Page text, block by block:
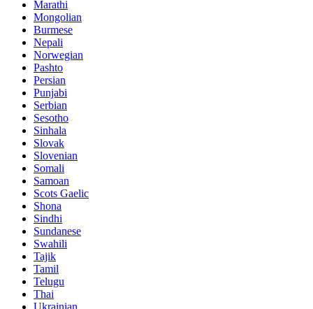
Marathi
Mongolian
Burmese
Nepali
Norwegian
Pashto
Persian
Punjabi
Serbian
Sesotho
Sinhala
Slovak
Slovenian
Somali
Samoan
Scots Gaelic
Shona
Sindhi
Sundanese
Swahili
Tajik
Tamil
Telugu
Thai
Ukrainian